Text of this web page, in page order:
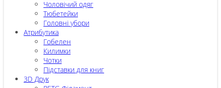
Чоловічий одяг
Тюбетейки
Головні убори
Атрибутика
Гобелен
Килимки
Чотки
Підставки для книг
3D Друк